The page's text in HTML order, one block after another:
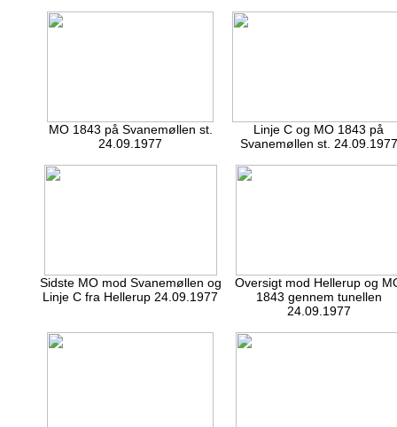
MO 1843 på Svanemøllen st.
24.09.1977
Linje C og MO 1843 på
Svanemøllen st. 24.09.1977
Sidste MO mod Svanemøllen og
Linje C fra Hellerup 24.09.1977
Oversigt mod Hellerup og
1843 gennem tunellen
24.09.1977